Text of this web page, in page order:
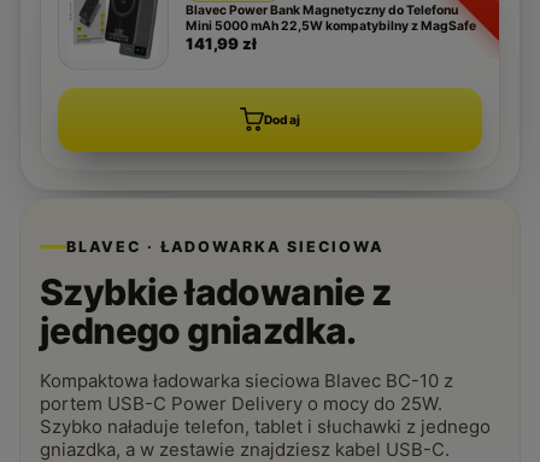
Blavec Power Bank Magnetyczny do Telefonu
Mini 5000 mAh 22,5W kompatybilny z MagSafe
141,99 zł
Dodaj
BLAVEC · ŁADOWARKA SIECIOWA
Szybkie ładowanie z
jednego gniazdka.
Kompaktowa ładowarka sieciowa Blavec BC-10 z
portem USB-C Power Delivery o mocy do 25W.
Szybko naładuje telefon, tablet i słuchawki z jednego
gniazdka, a w zestawie znajdziesz kabel USB-C.